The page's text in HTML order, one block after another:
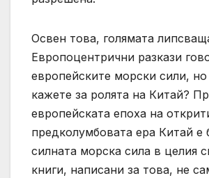
Освен това, голямата
Европоцентрични разкази
европейските морски сили,
кажете за ролята на Китай?
европейската епоха на
предколумбовата ера Китай е
силната морска сила в целия
книги, написани за това, не